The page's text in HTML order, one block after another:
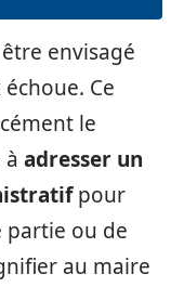
envisagé
Ce
le
à adresser un
pour
partie ou de
au maire